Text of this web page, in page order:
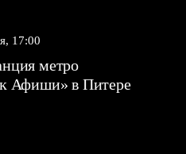
17:00
метро
Афиши» в Питере